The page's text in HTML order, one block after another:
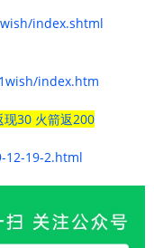
index.shtml
index.htm
现30 火箭返200
12-19-2.html